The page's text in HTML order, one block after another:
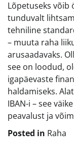
Lõpetuseks võib
tunduvalt
tehniline
– muuta raha
arusaadavaks.
see on loodud,
igapäevaste
haldamiseks.
IBAN-i – see
peavalust ja
Posted in Raha